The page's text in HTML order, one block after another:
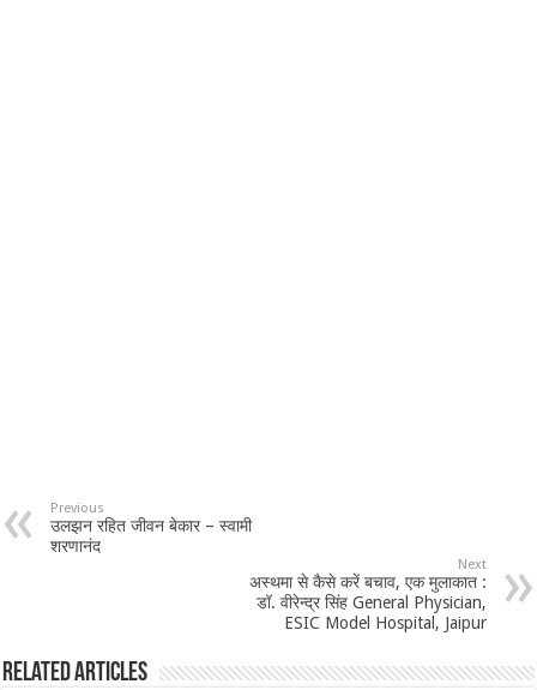
Previous
उलझन रहित जीवन बेकार – स्वामी
शरणानंद
Next
अस्थमा से कैसे करें बचाव, एक मुलाकात :
डॉ. वीरेन्द्र सिंह General Physician,
ESIC Model Hospital, Jaipur
Related Articles